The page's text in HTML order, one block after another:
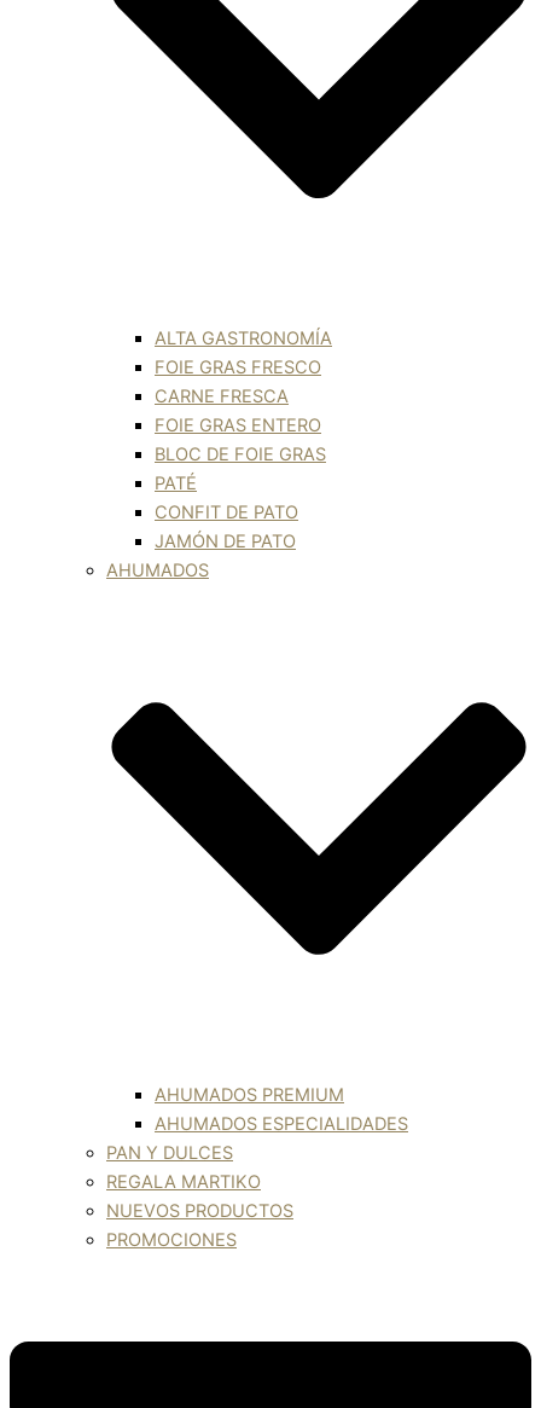
ALTA GASTRONOMÍA
FOIE GRAS FRESCO
CARNE FRESCA
FOIE GRAS ENTERO
BLOC DE FOIE GRAS
PATÉ
CONFIT DE PATO
JAMÓN DE PATO
AHUMADOS
AHUMADOS PREMIUM
AHUMADOS ESPECIALIDADES
PAN Y DULCES
REGALA MARTIKO
NUEVOS PRODUCTOS
PROMOCIONES